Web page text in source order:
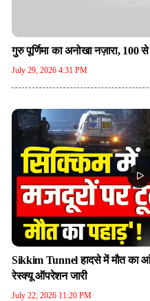
गुरु पूर्णिमा का अनोखा नज़ारा, 100 से
July 29, 2026 4:31 PM
Sikkim Tunnel हादसे में मौत का
रेस्क्यू ऑपरेशन जारी
July 22, 2026 11:20 PM